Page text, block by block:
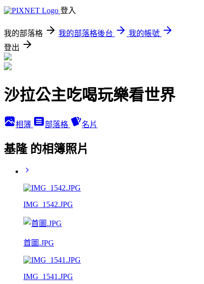
登入
我的部落格 我的部落格後台
我的帳號
登出
沙拉公主吃喝玩樂看世界
相簿 部落格 名片
基隆 的相簿照片
IMG_1542.JPG
首圖.JPG
IMG_1541.JPG